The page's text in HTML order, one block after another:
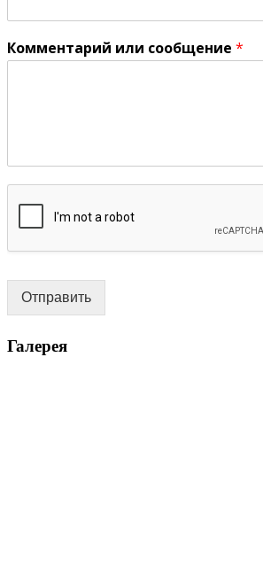
Комментарий или сообщение *
Отправить
Галерея